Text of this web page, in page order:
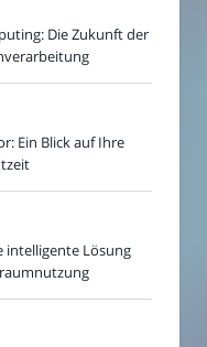
Die Zukunft der
Ein Blick auf Ihre
intelligente Lösung